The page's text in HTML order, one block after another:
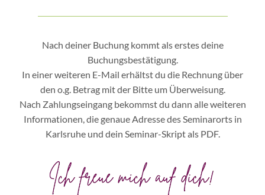
Nach deiner Buchung kommt als erstes deine
Buchungsbestätigung.
In einer weiteren E-Mail erhältst du die Rechnung über
den o.g. Betrag mit der Bitte um Überweisung.
Nach Zahlungseingang bekommst du dann alle weiteren
Informationen, die genaue Adresse des Seminarorts in
Karlsruhe und dein Seminar-Skript als PDF.